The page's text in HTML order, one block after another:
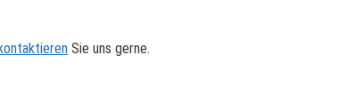
Sie uns gerne.